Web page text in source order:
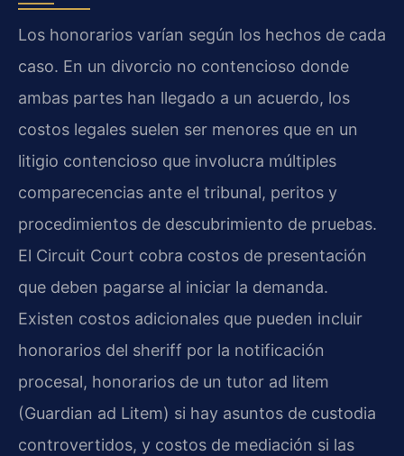
Los honorarios varían según los hechos de cada
caso. En un divorcio no contencioso donde
ambas partes han llegado a un acuerdo, los
costos legales suelen ser menores que en un
litigio contencioso que involucra múltiples
comparecencias ante el tribunal, peritos y
procedimientos de descubrimiento de pruebas.
El Circuit Court cobra costos de presentación
que deben pagarse al iniciar la demanda.
Existen costos adicionales que pueden incluir
honorarios del sheriff por la notificación
procesal, honorarios de un tutor ad litem
(Guardian ad Litem) si hay asuntos de custodia
controvertidos, y costos de mediación si las